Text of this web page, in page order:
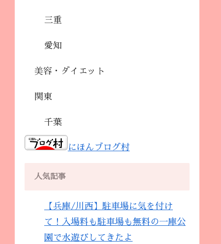
三重
愛知
美容・ダイエット
関東
千葉
にほんブログ村
人気記事
【兵庫/川西】駐車場に気を付け
て！入場料も駐車場も無料の一庫公
園で水遊びしてきたよ